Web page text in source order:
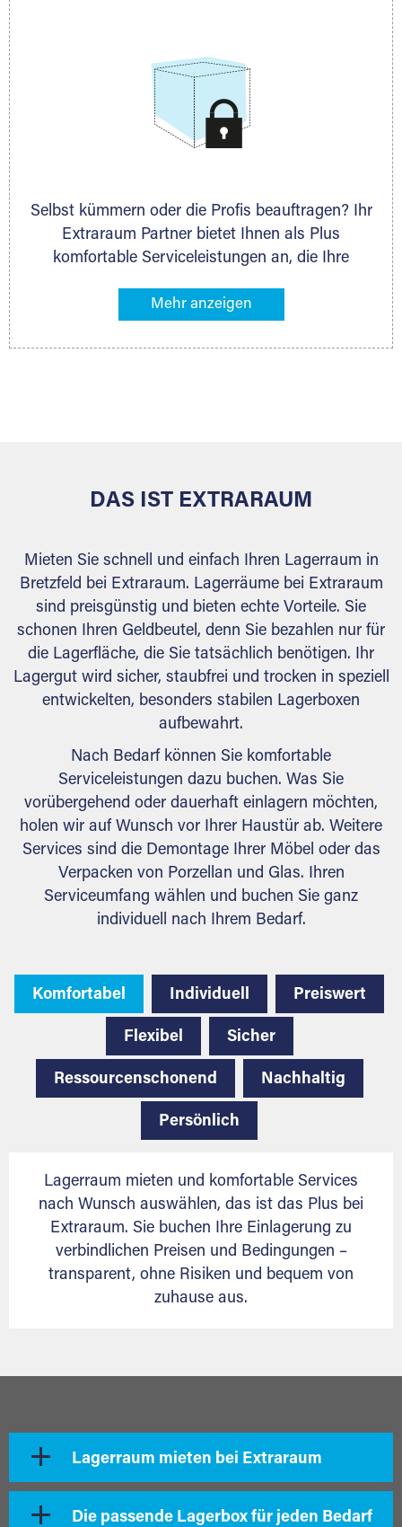
Selbst kümmern oder die Profis beauftragen? Ihr
Extraraum Partner bietet Ihnen als Plus
komfortable Serviceleistungen an, die Ihre
gehören z. B. Verpackungsservice, Lieferung von
Ihr Lagergut wird bei Ihrem Extraraum Partner
DAS IST EXTRARAUM
Mieten Sie schnell und einfach Ihren Lagerraum in
Bretzfeld bei Extraraum. Lagerräume bei Extraraum
sind preisgünstig und bieten echte Vorteile. Sie
schonen Ihren Geldbeutel, denn Sie bezahlen nur für
die Lagerfläche, die Sie tatsächlich benötigen. Ihr
Lagergut wird sicher, staubfrei und trocken in speziell
entwickelten, besonders stabilen Lagerboxen
aufbewahrt.
Nach Bedarf können Sie komfortable
Serviceleistungen dazu buchen. Was Sie
vorübergehend oder dauerhaft einlagern möchten,
holen wir auf Wunsch vor Ihrer Haustür ab. Weitere
Services sind die Demontage Ihrer Möbel oder das
Verpacken von Porzellan und Glas. Ihren
Serviceumfang wählen und buchen Sie ganz
individuell nach Ihrem Bedarf.
Komfortabel Individuell Preiswert
Flexibel Sicher
Ressourcenschonend Nachhaltig
Persönlich
Lagerraum mieten und komfortable Services
nach Wunsch auswählen, das ist das Plus bei
Extraraum. Sie buchen Ihre Einlagerung zu
verbindlichen Preisen und Bedingungen –
transparent, ohne Risiken und bequem von
zuhause aus.
Lagerraum mieten bei Extraraum
Die passende Lagerbox für jeden Bedarf